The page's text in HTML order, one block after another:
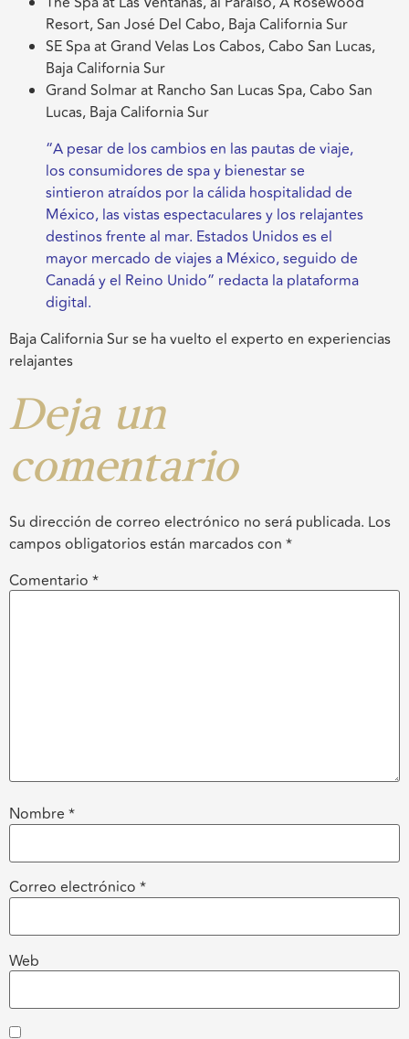
Resort, San José Del Cabo, Baja California Sur
SE Spa at Grand Velas Los Cabos, Cabo San Lucas,
Baja California Sur
Grand Solmar at Rancho San Lucas Spa, Cabo San
Lucas, Baja California Sur
“A pesar de los cambios en las pautas de viaje,
los consumidores de spa y bienestar se
sintieron atraídos por la cálida hospitalidad de
México, las vistas espectaculares y los relajantes
destinos frente al mar. Estados Unidos es el
mayor mercado de viajes a México, seguido de
Canadá y el Reino Unido” redacta la plataforma
digital.
Baja California Sur se ha vuelto el experto en experiencias
relajantes
Deja un
comentario
Su dirección de correo electrónico no será publicada. Los
campos obligatorios están marcados con *
Comentario *
Nombre *
Correo electrónico *
Web